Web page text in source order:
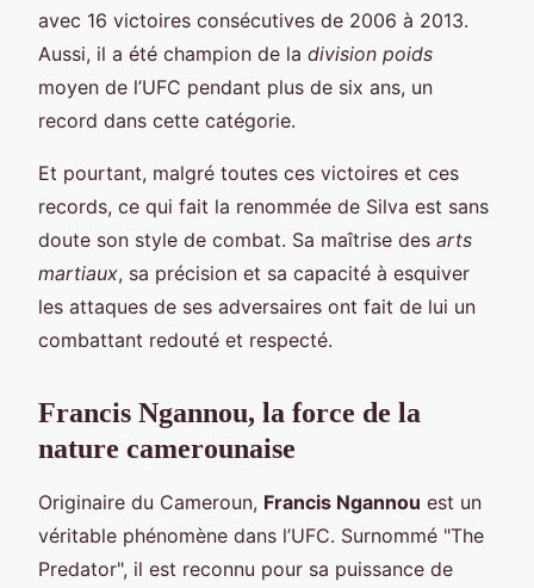
avec 16 victoires consécutives de 2006 à 2013.
Aussi, il a été champion de la division poids
moyen de l’UFC pendant plus de six ans, un
record dans cette catégorie.
Et pourtant, malgré toutes ces victoires et ces
records, ce qui fait la renommée de Silva est sans
doute son style de combat. Sa maîtrise des arts
martiaux, sa précision et sa capacité à esquiver
les attaques de ses adversaires ont fait de lui un
combattant redouté et respecté.
Francis Ngannou, la force de la
nature camerounaise
Originaire du Cameroun, Francis Ngannou est un
véritable phénomène dans l’UFC. Surnommé "The
Predator", il est reconnu pour sa puissance de